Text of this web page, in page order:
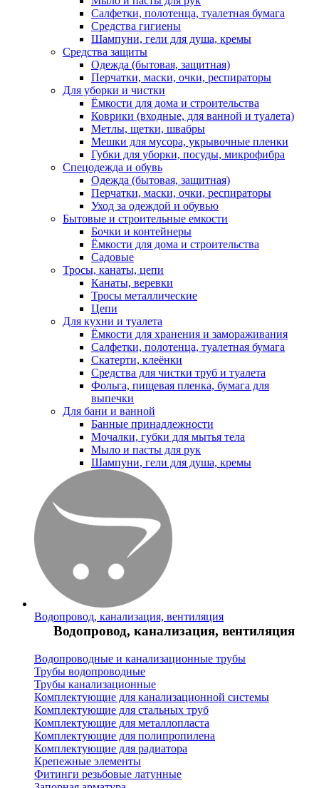
Салфетки, полотенца, туалетная бумага
Средства гигиены
Шампуни, гели для душа, кремы
Средства защиты
Одежда (бытовая, защитная)
Перчатки, маски, очки, респираторы
Для уборки и чистки
Ёмкости для дома и строительства
Коврики (входные, для ванной и туалета)
Метлы, щетки, швабры
Мешки для мусора, укрывочные пленки
Губки для уборки, посуды, микрофибра
Спецодежда и обувь
Одежда (бытовая, защитная)
Перчатки, маски, очки, респираторы
Уход за одеждой и обувью
Бытовые и строительные емкости
Бочки и контейнеры
Ёмкости для дома и строительства
Садовые
Тросы, канаты, цепи
Канаты, веревки
Тросы металлические
Цепи
Для кухни и туалета
Ёмкости для хранения и замораживания
Салфетки, полотенца, туалетная бумага
Скатерти, клеёнки
Средства для чистки труб и туалета
Фольга, пищевая пленка, бумага для
выпечки
Для бани и ванной
Банные принадлежности
Мочалки, губки для мытья тела
Мыло и пасты для рук
Шампуни, гели для душа, кремы
Водопровод, канализация, вентиляция
Водопровод, канализация, вентиляция
Водопроводные и канализационные трубы
Трубы водопроводные
Трубы канализационные
Комплектующие для канализационной системы
Комплектующие для стальных труб
Комплектующие для металлопласта
Комплектующие для полипропилена
Комплектующие для радиатора
Крепежные элементы
Фитинги резьбовые латунные